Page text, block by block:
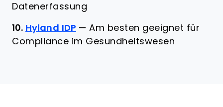
Datenerfassung
10. Hyland IDP — Am besten geeignet für
Compliance im Gesundheitswesen